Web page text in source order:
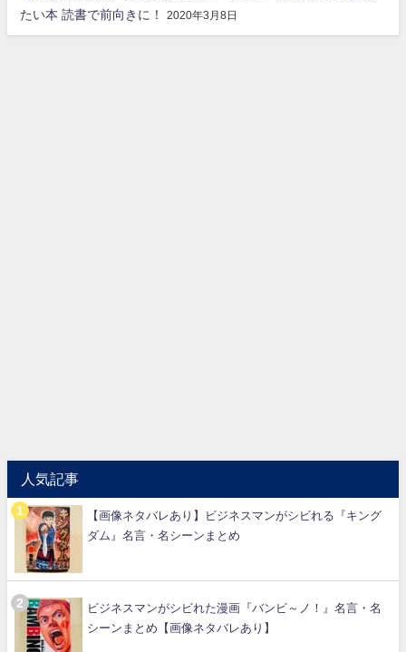
たい本 読書で前向きに！
2020年3月8日
人気記事
【画像ネタバレあり】ビジネスマンがシビれる『キング
ダム』名言・名シーンまとめ
ビジネスマンがシビれた漫画『バンビ～ノ！』名言・名
シーンまとめ【画像ネタバレあり】